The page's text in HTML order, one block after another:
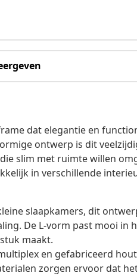
dat elegantie en
ontwerp is dit
slim met ruimte willen
in verschillende
slaapkamers, dit
De L-vorm past mooi in
maakt.
en gefabriceerd
zorgen ervoor dat